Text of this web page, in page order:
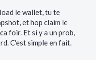
le wallet, tu te
et hop claim le
foir. Et si y a un prob,
C'est simple en fait.